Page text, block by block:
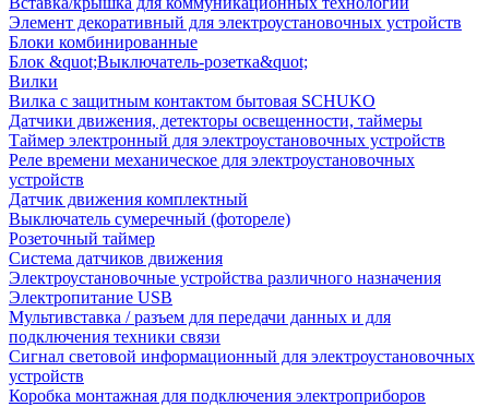
Элемент декоративный для электроустановочных устройств
Блоки комбинированные
Блок &quot;Выключатель-розетка&quot;
Вилки
Вилка с защитным контактом бытовая SCHUKO
Датчики движения, детекторы освещенности, таймеры
Таймер электронный для электроустановочных устройств
Реле времени механическое для электроустановочных
устройств
Датчик движения комплектный
Выключатель сумеречный (фотореле)
Розеточный таймер
Система датчиков движения
Электроустановочные устройства различного назначения
Электропитание USB
Мультивставка / разъем для передачи данных и для
подключения техники связи
Сигнал световой информационный для электроустановочных
устройств
Коробка монтажная для подключения электроприборов